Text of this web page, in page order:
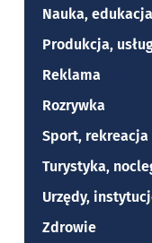
Nauka,
Produkcja,
Reklama
Rozrywka
Sport, rekreacja
Turystyka,
Urzędy,
Zdrowie